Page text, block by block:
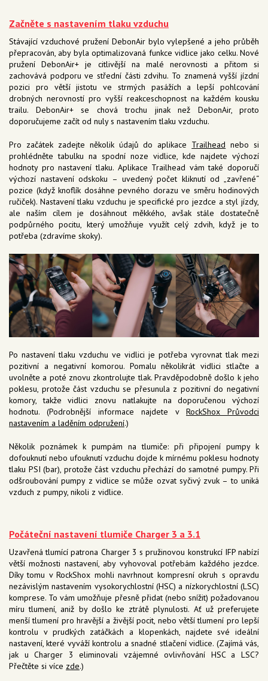
Začněte s nastavením tlaku vzduchu
Stávající vzduchové pružení DebonAir bylo vylepšené a jeho průběh
přepracován, aby byla optimalizovaná funkce vidlice jako celku. Nové
pružení DebonAir+ je citlivější na malé nerovnosti a přitom si
zachovává podporu ve střední části zdvihu. To znamená vyšší jízdní
pozici pro větší jistotu ve strmých pasážích a lepší pohlcování
drobných nerovností pro vyšší reakceschopnost na každém kousku
trailu. DebonAir+ se chová trochu jinak než DebonAir, proto
doporučujeme začít od nuly s nastavením tlaku vzduchu.
Pro začátek zadejte několik údajů do aplikace Trailhead nebo si
prohlédněte tabulku na spodní noze vidlice, kde najdete výchozí
hodnoty pro nastavení tlaku. Aplikace Trailhead vám také doporučí
výchozí nastavení odskoku – uvedený počet kliknutí od „zavřené“
pozice (když knoflík dosáhne pevného dorazu ve směru hodinových
ručiček). Nastavení tlaku vzduchu je specifické pro jezdce a styl jízdy,
ale naším cílem je dosáhnout měkkého, avšak stále dostatečně
podpůrného pocitu, který umožňuje využít celý zdvih, když je to
potřeba (zdravíme skoky).
Po nastavení tlaku vzduchu ve vidlici je potřeba vyrovnat tlak mezi
pozitivní a negativní komorou. Pomalu několikrát vidlici stlačte a
uvolněte a poté znovu zkontrolujte tlak. Pravděpodobně došlo k jeho
poklesu, protože část vzduchu se přesunula z pozitivní do negativní
komory, takže vidlici znovu natlakujte na doporučenou výchozí
hodnotu. (Podrobnější informace najdete v RockShox Průvodci
nastavením a laděním odpružení.)
Několik poznámek k pumpám na tlumiče: při připojení pumpy k
dofouknutí nebo ufouknutí vzduchu dojde k mírnému poklesu hodnoty
tlaku PSI (bar), protože část vzduchu přechází do samotné pumpy. Při
odšroubování pumpy z vidlice se může ozvat syčivý zvuk – to uniká
vzduch z pumpy, nikoli z vidlice.
Počáteční nastavení tlumiče Charger 3 a 3.1
Uzavřená tlumící patrona Charger 3 s pružinovou konstrukcí IFP nabízí
větší možnosti nastavení, aby vyhovoval potřebám každého jezdce.
Díky tomu v RockShox mohli navrhnout kompresní okruh s opravdu
nezávislým nastavením vysokorychlostní (HSC) a nízkorychlostní (LSC)
komprese. To vám umožňuje přesně přidat (nebo snížit) požadovanou
míru tlumení, aniž by došlo ke ztrátě plynulosti. Ať už preferujete
menší tlumení pro hravější a živější pocit, nebo větší tlumení pro lepší
kontrolu v prudkých zatáčkách a klopenkách, najdete své ideální
nastavení, které vyváží kontrolu a snadné stlačení vidlice. (Zajímá vás,
jak u Charger 3 eliminovali vzájemné ovlivňování HSC a LSC?
Přečtěte si více zde.)